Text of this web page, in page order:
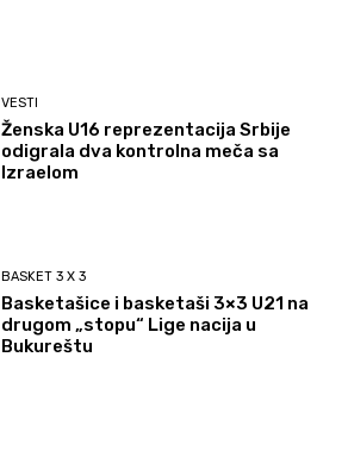
VESTI
Ženska U16 reprezentacija Srbije
odigrala dva kontrolna meča sa
Izraelom
BASKET 3 X 3
Basketašice i basketaši 3×3 U21 na
drugom „stopu“ Lige nacija u
Bukureštu